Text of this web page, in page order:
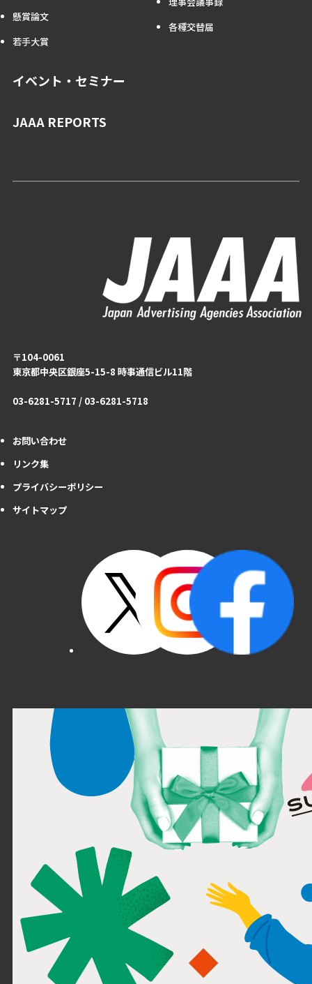
懸賞論文
若手大賞
イベント・セミナー
JAAA REPORTS
各種交替届
〒104-0061
東京都中央区銀座5-15-8 時事通信ビル11階
03-6281-5717 / 03-6281-5718
お問い合わせ
リンク集
プライバシーポリシー
サイトマップ